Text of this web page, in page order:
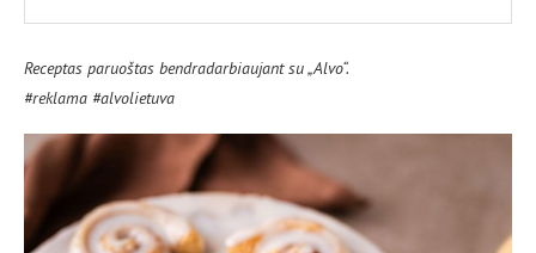
Receptas paruoštas bendradarbiaujant su „Alvo“.
#reklama #alvolietuva